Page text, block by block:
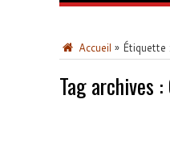
Accueil » Étiquette :
Tag archives :